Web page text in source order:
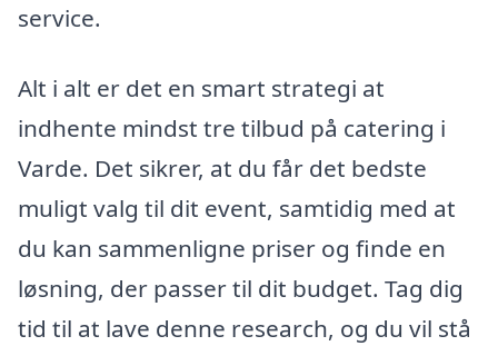
service.
Alt i alt er det en smart strategi at
indhente mindst tre tilbud på catering i
Varde. Det sikrer, at du får det bedste
muligt valg til dit event, samtidig med at
du kan sammenligne priser og finde en
løsning, der passer til dit budget. Tag dig
tid til at lave denne research, og du vil stå